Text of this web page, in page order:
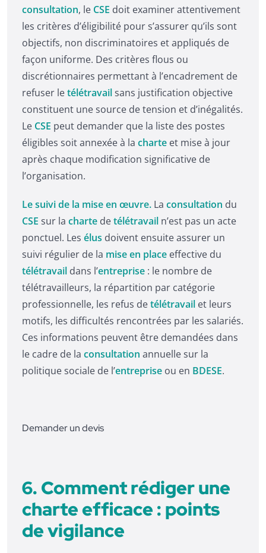
consultation, le CSE doit examiner attentivement
les critères d’éligibilité pour s’assurer qu’ils sont
objectifs, non discriminatoires et appliqués de
façon uniforme. Des critères flous ou
discrétionnaires permettant à l’encadrement de
refuser letélétravailsans justification objective
constituent une source de tension et d’inégalités.
Le CSE peut demander que la liste des postes
éligibles soit annexée à la charte et mise à jour
après chaque modification significative de
l’organisation.
Le suivi de la mise en œuvre. La consultation du
CSE sur la charte detélétravail n’est pas un acte
ponctuel. Les élus doivent ensuite assurer un
suivi régulier de la mise en place effective du
télétravail dans l’entreprise : le nombre de
télétravailleurs, la répartition par catégorie
professionnelle, les refus detélétravail et leurs
motifs, les difficultés rencontrées par les salariés.
Ces informations peuvent être demandées dans
le cadre de la consultation annuelle sur la
politique sociale de l’entreprise ou en BDESE.
Demander un devis
6. Comment rédiger une
charte efficace : points
de vigilance